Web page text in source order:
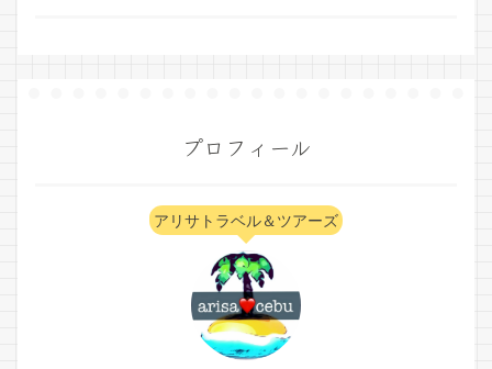
プロフィール
アリサトラベル＆ツアーズ